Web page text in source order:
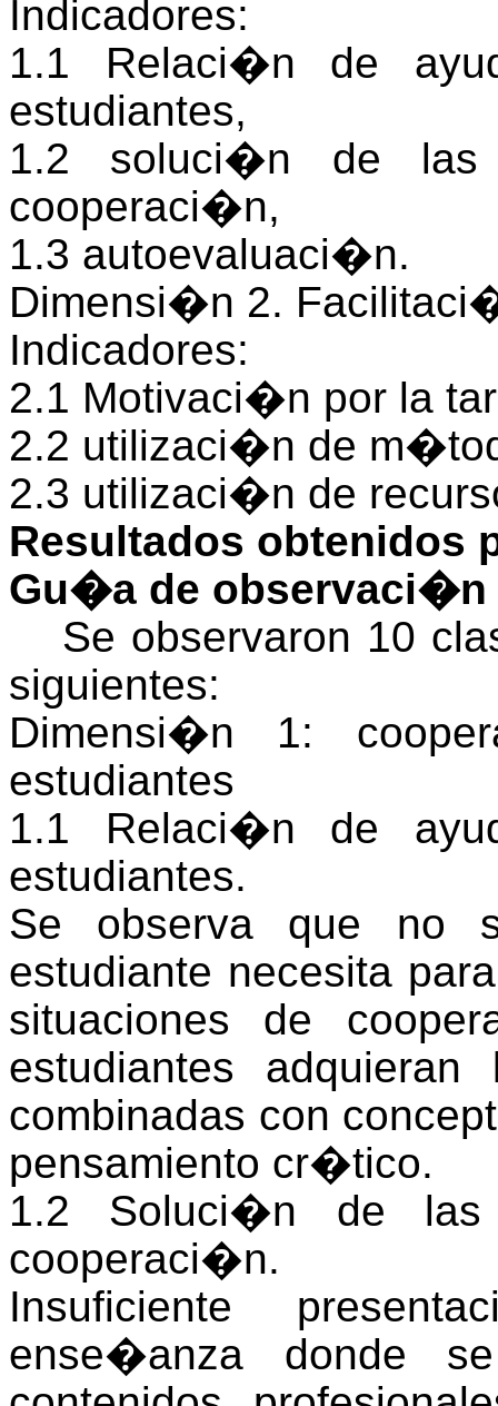
Indicadores:
1.1 Relaci�n de
estudiantes,
1.2 soluci�n de las
cooperaci�n,
1.3 autoevaluaci�n.
Dimensi�n 2.
Indicadores:
2.1 Motivaci�n por la
2.2 utilizaci�n de
2.3 utilizaci�n de
Resultados obtenidos
Gu�a de observaci�n
Se observaron 10
siguientes:
Dimensi�n 1:
estudiantes
1.1 Relaci�n de
estudiantes.
Se observa que no
estudiante necesita
situaciones de
estudiantes
combinadas con
pensamiento cr�tico.
1.2 Soluci�n de las
cooperaci�n.
Insuficiente
ense�anza donde